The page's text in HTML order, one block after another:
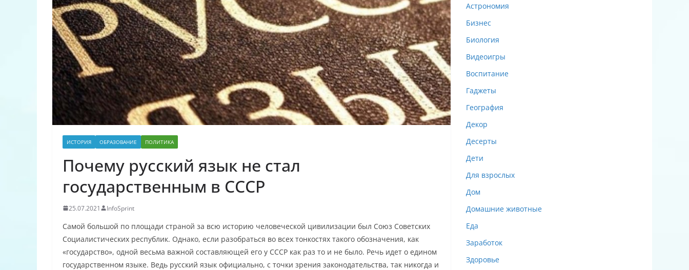
ИСТОРИЯ ОБРАЗОВАНИЕ ПОЛИТИКА
Почему русский язык не стал
государственным в СССР
25.07.2021 InfoSprint
Самой большой по площади страной за всю историю человеческой цивилизации был Союз Советских
Социалистических республик. Однако, если разобраться во всех тонкостях такого обозначения, как
«государство», одной весьма важной составляющей его у СССР как раз то и не было. Речь идет о едином
государственном языке. Ведь русский язык официально, с точки зрения законодательства, так никогда и
Астрономия
Бизнес
Биология
Видеоигры
Воспитание
Гаджеты
География
Декор
Десерты
Дети
Для взрослых
Дом
Домашние животные
Еда
Заработок
Здоровье